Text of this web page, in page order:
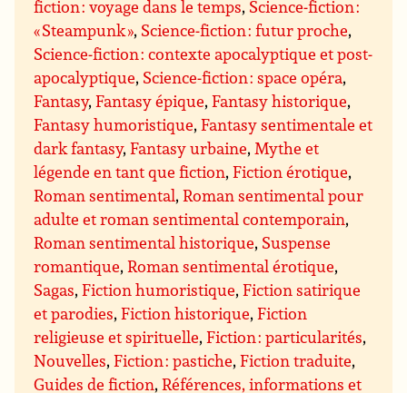
fiction : voyage dans le temps, Science-fiction :
« Steampunk », Science-fiction : futur proche,
Science-fiction : contexte apocalyptique et post-
apocalyptique, Science-fiction : space opéra,
Fantasy,Fantasy épique,Fantasy historique,
Fantasy humoristique,Fantasy sentimentale et
dark fantasy,Fantasy urbaine,Mythe et
légende en tant que fiction,Fiction érotique,
Roman sentimental,Roman sentimental pour
adulte et roman sentimental contemporain,
Roman sentimental historique, Suspense
romantique,Roman sentimental érotique,
Sagas,Fiction humoristique,Fiction satirique
et parodies,Fiction historique,Fiction
religieuse et spirituelle,Fiction : particularités,
Nouvelles,Fiction : pastiche,Fiction traduite,
Guides de fiction,Références, informations et